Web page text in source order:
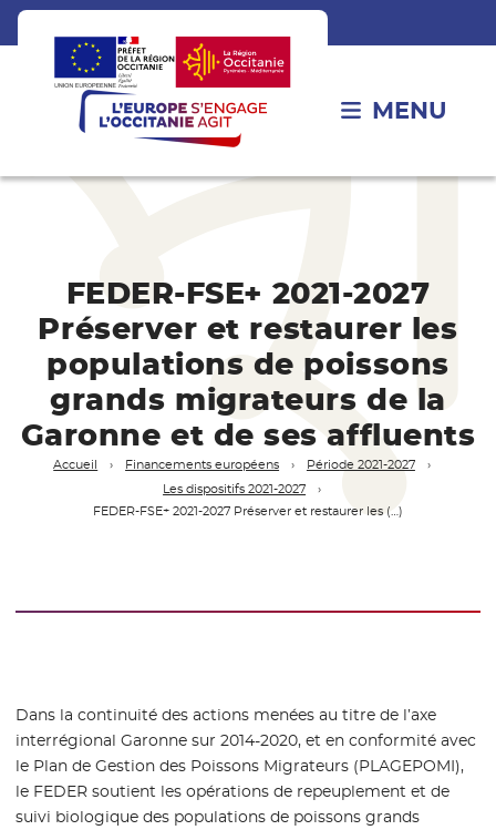
MENU
FEDER-FSE+ 2021-2027
Préserver et restaurer les
populations de poissons
grands migrateurs de la
Garonne et de ses affluents
Accueil Financements européens
Période 2021-2027
Les dispositifs 2021-2027
FEDER-FSE+ 2021-2027 Préserver et restaurer les (…)
Dans la continuité des actions menées au titre de l’axe
interrégional Garonne sur 2014-2020, et en conformité avec
le Plan de Gestion des Poissons Migrateurs (PLAGEPOMI),
le FEDER soutient les opérations de repeuplement et de
suivi biologique des populations de poissons grands